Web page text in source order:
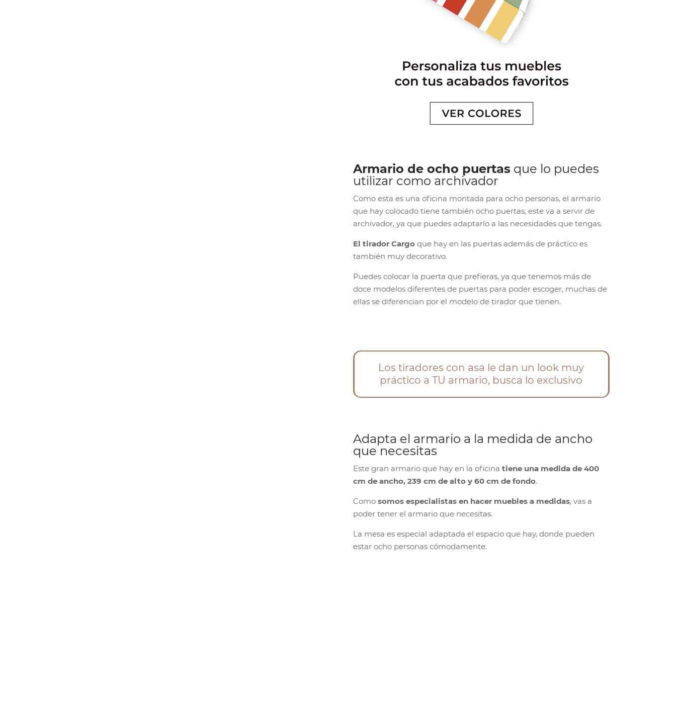
Armario de ocho puertas que lo puedes
utilizar como archivador
Como esta es una oficina montada para ocho personas, el armario
que hay colocado tiene también ocho puertas, este va a servir de
archivador, ya que puedes adaptarlo a las necesidades que tengas.
El tirador Cargoque hay en las puertas además de práctico es
también muy decorativo.
Puedes colocar la puerta que prefieras, ya que tenemos más de
doce modelos diferentes de puertas para poder escoger, muchas de
ellas se diferencian por el modelo de tirador que tienen.
Los tiradores con asa le dan un look muy
práctico a TU armario, busca lo exclusivo
Adapta el armario a la medida de ancho
que necesitas
Este gran armario que hay en la oficina tiene una medida de 400
cm de ancho, 239 cm de alto y 60 cm de fondo.
Como somos especialistas en hacer muebles a medidas, vas a
poder tener el armario que necesitas.
La mesa es especial adaptada el espacio que hay, donde pueden
estar ocho personas cómodamente.